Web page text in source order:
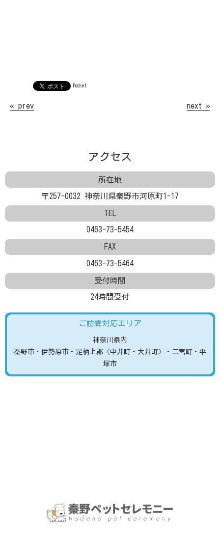
Pocket
« prev next »
アクセス
所在地
〒257-0032 神奈川県秦野市河原町1-17
TEL
0463-73-5454
FAX
0463-73-5464
受付時間
24時間受付
ご訪問対応エリア
神奈川県内
秦野市 ・伊勢原市 ・足柄上郡（中井町・大井町）
・二宮町・平
塚市